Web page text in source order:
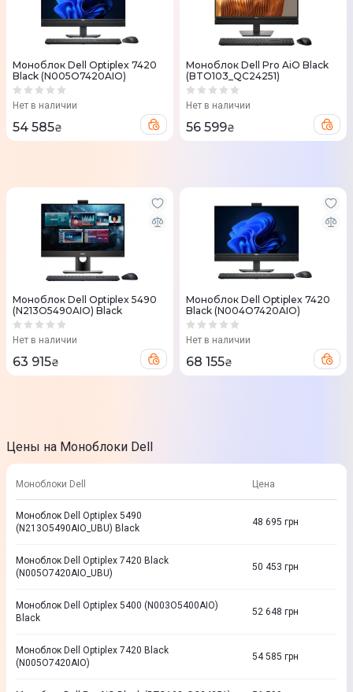
Моноблок Dell Optiplex 7420
Black (N005O7420AIO)
Нет в наличии
54 585₴
Моноблок Dell Pro AiO Black
(BTO103_QC24251)
Нет в наличии
56 599₴
Моноблок Dell Optiplex 5490
(N213O5490AIO) Black
Нет в наличии
63 915₴
Моноблок Dell Optiplex 7420
Black (N004O7420AIO)
Нет в наличии
68 155₴
Цены на Моноблоки Dell
Моноблоки Dell Цена
Моноблок Dell Optiplex 5490
(N213O5490AIO_UBU) Black
48 695 грн
Моноблок Dell Optiplex 7420 Black
(N005O7420AIO_UBU)
50 453 грн
Моноблок Dell Optiplex 5400 (N003O5400AIO)
Black
52 648 грн
Моноблок Dell Optiplex 7420 Black
(N005O7420AIO)
54 585 грн